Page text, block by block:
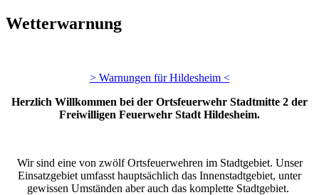
Wetterwarnung
> Warnungen für Hildesheim <
Herzlich Willkommen bei der Ortsfeuerwehr Stadtmitte 2 der
Freiwilligen Feuerwehr Stadt Hildesheim.
Wir sind eine von zwölf Ortsfeuerwehren im Stadtgebiet. Unser
Einsatzgebiet umfasst hauptsächlich das Innenstadtgebiet, unter
gewissen Umständen aber auch das komplette Stadtgebiet.